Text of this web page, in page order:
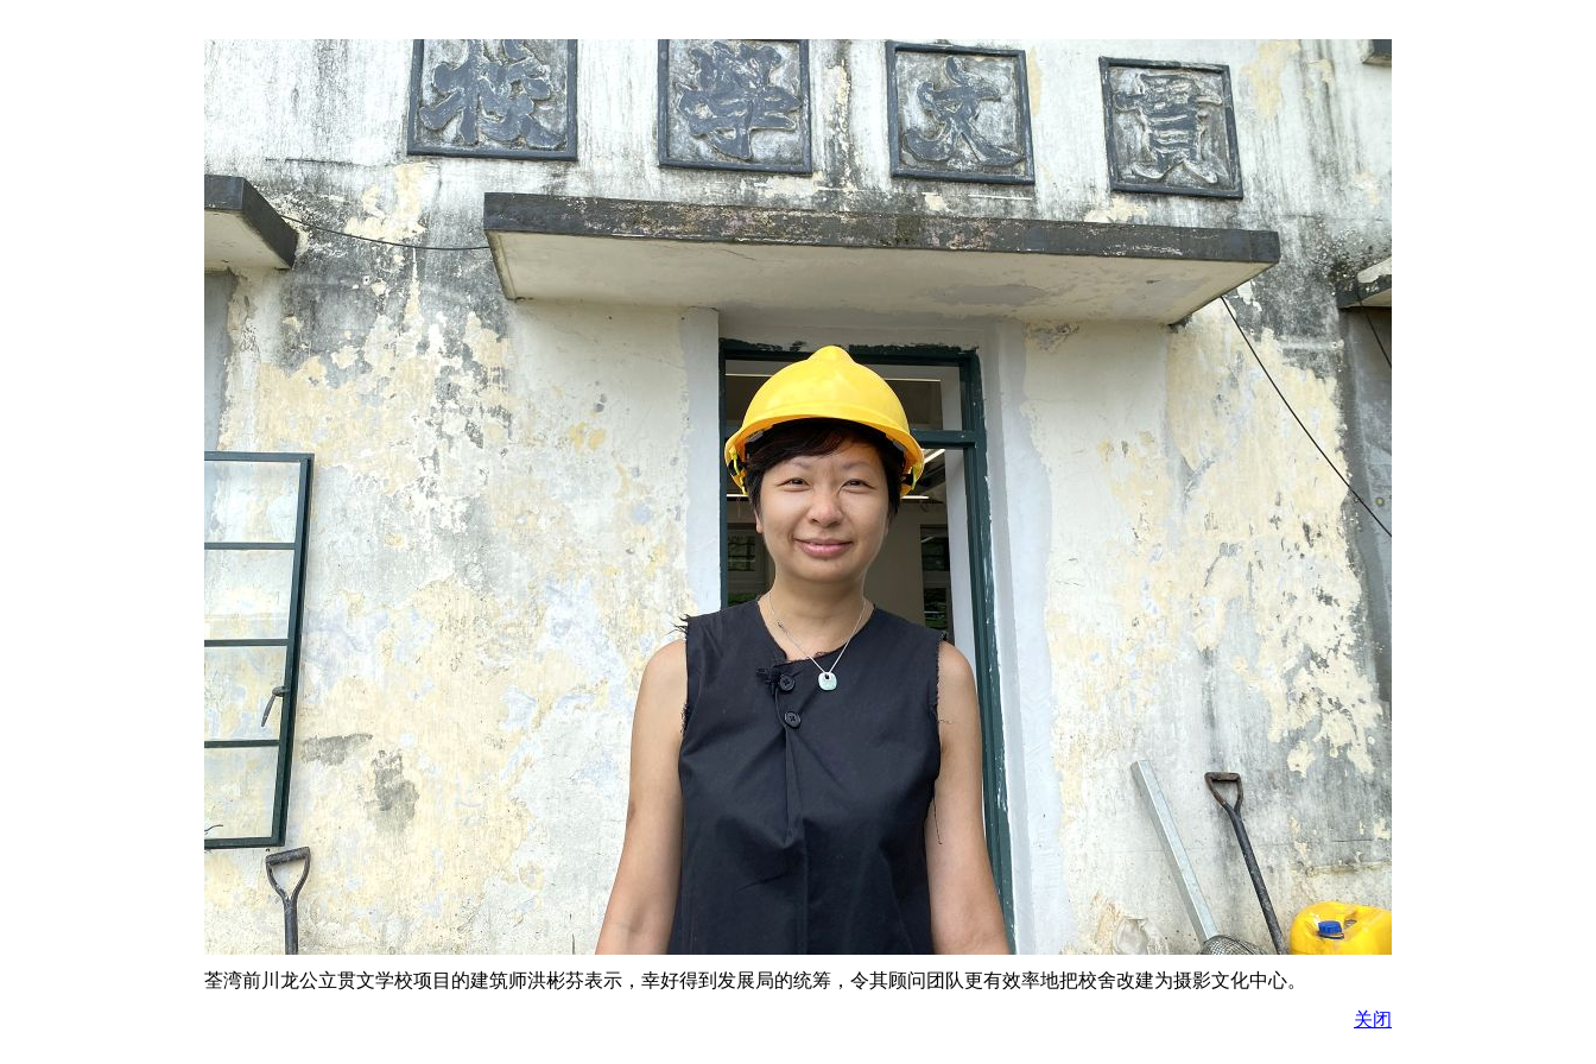
荃湾前川龙公立贯文学校项目的建筑师洪彬芬表示，幸好得到发展局的统筹，令其顾问团队更有效率地把校舍改建为摄影文化中心。
关闭